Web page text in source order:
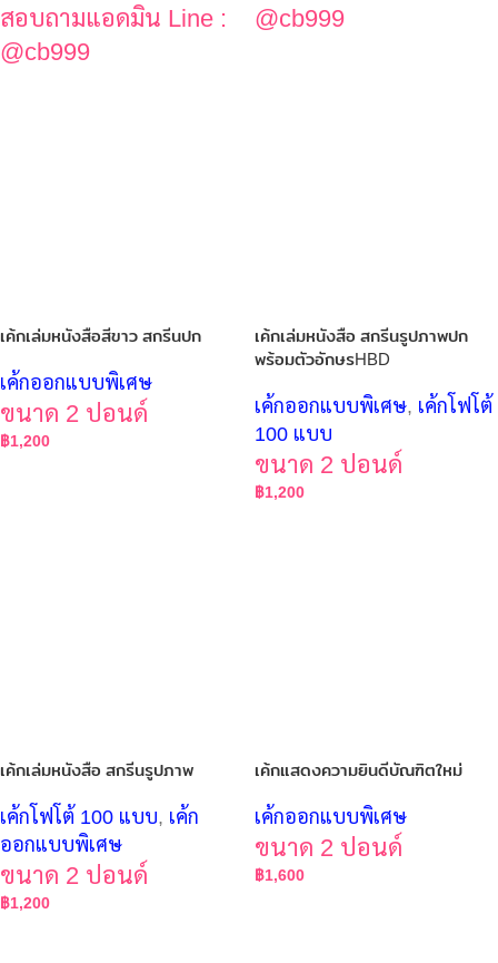
สอบถามแอดมิน Line :
@cb999
@cb999
เค้กเล่มหนังสือสีขาว สกรีนปก
เค้กออกแบบพิเศษ
ขนาด 2 ปอนด์
฿1,200
เค้กเล่มหนังสือ สกรีนรูปภาพปก
พร้อมตัวอักษรHBD
เค้กออกแบบพิเศษ, เค้กโฟโต้
100 แบบ
ขนาด 2 ปอนด์
฿1,200
เค้กเล่มหนังสือ สกรีนรูปภาพ
เค้กโฟโต้ 100 แบบ, เค้ก
ออกแบบพิเศษ
ขนาด 2 ปอนด์
฿1,200
เค้กแสดงความยินดีบัณฑิตใหม่
เค้กออกแบบพิเศษ
ขนาด 2 ปอนด์
฿1,600